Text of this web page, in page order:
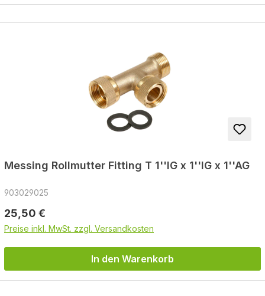
Messing Rollmutter Fitting T 1''IG x 1''IG x 1''AG
903029025
Regulärer Preis:
25,50 €
Preise inkl. MwSt. zzgl. Versandkosten
In den Warenkorb